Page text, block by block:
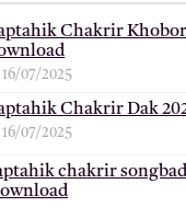
Chakrir
16/07/2025
Chakrir Dak
16/07/2025
chakrir